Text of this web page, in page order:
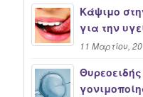
Κάψιμο
για την
11 Μαρτίου,